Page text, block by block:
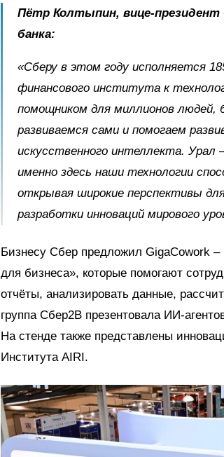
Пётр Колтыпин, вице-президент
банка:
«Сберу в этом году исполняется
финансового института к
помощником для миллионов людей,
развиваемся сами и помогаем
искусственного интеллекта.
именно здесь наши технологии
открывая широкие перспективы
разработки инноваций мирового
Бизнесу Сбер предложил GigaCowork
для бизнеса», которые помогают
отчёты, анализировать данные,
группа Сбер2В презентовала ИИ-
На стенде также представлены
Института AIRI.